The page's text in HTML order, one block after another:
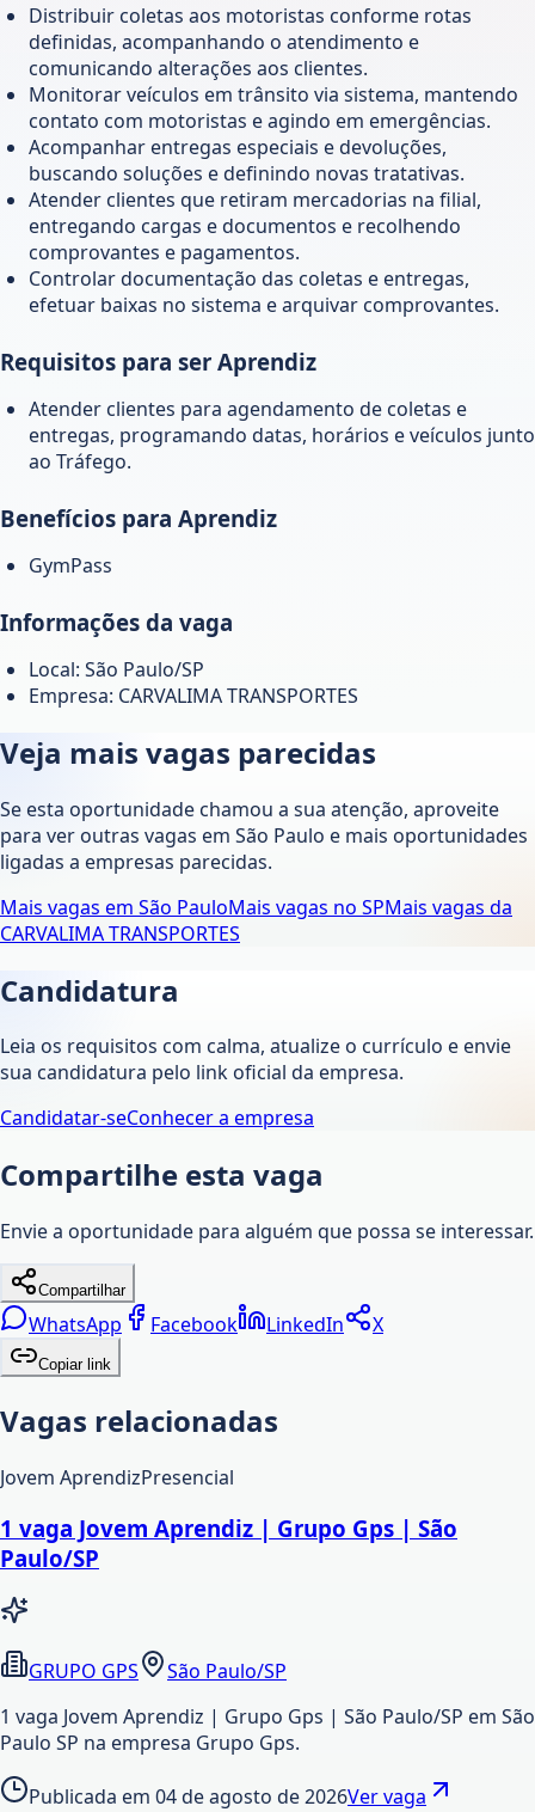
Distribuir coletas aos motoristas conforme rotas
definidas, acompanhando o atendimento e
comunicando alterações aos clientes.
Monitorar veículos em trânsito via sistema, mantendo
contato com motoristas e agindo em emergências.
Acompanhar entregas especiais e devoluções,
buscando soluções e definindo novas tratativas.
Atender clientes que retiram mercadorias na filial,
entregando cargas e documentos e recolhendo
comprovantes e pagamentos.
Controlar documentação das coletas e entregas,
efetuar baixas no sistema e arquivar comprovantes.
Requisitos para ser Aprendiz
Atender clientes para agendamento de coletas e
entregas, programando datas, horários e veículos junto
ao Tráfego.
Benefícios para Aprendiz
GymPass
Informações da vaga
Local: São Paulo/SP
Empresa: CARVALIMA TRANSPORTES
Veja mais vagas parecidas
Se esta oportunidade chamou a sua atenção, aproveite
para ver outras vagas em São Paulo e mais oportunidades
ligadas a empresas parecidas.
Mais vagas em São PauloMais vagas no SPMais vagas da
CARVALIMA TRANSPORTES
Candidatura
Leia os requisitos com calma, atualize o currículo e envie
sua candidatura pelo link oficial da empresa.
Candidatar-seConhecer a empresa
Compartilhe esta vaga
Envie a oportunidade para alguém que possa se interessar.
Compartilhar
WhatsApp Facebook LinkedIn X
Copiar link
Vagas relacionadas
Jovem AprendizPresencial
1 vaga Jovem Aprendiz | Grupo Gps | São
Paulo/SP
GRUPO GPS
São Paulo/SP
1 vaga Jovem Aprendiz | Grupo Gps | São Paulo/SP em São
Paulo SP na empresa Grupo Gps.
Publicada em 04 de agosto de 2026Ver vaga